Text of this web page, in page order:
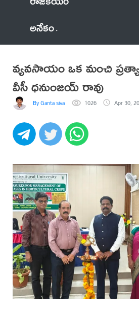
అనేకం
వ్యవసాయం ఒక మంచి
వీసీ ధనుంజయ్ రావు
By Ganta siva 1026 Apr 30,